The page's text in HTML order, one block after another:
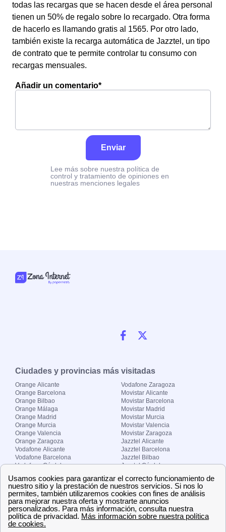
todas las recargas que se hacen desde el área personal
tienen un 50% de regalo sobre lo recargado. Otra forma
de hacerlo es llamando gratis al 1565. Por otro lado,
también existe la recarga automática de Jazztel, un tipo
de contrato que te permite controlar tu consumo con
recargas mensuales.
Añadir un comentario*
Enviar
Lee más sobre nuestra política de
control y tratamiento de opiniones en
nuestras menciones legales
Ciudades y provincias más visitadas
Orange Alicante
Orange Barcelona
Orange Bilbao
Orange Málaga
Orange Madrid
Orange Murcia
Orange Valencia
Orange Zaragoza
Vodafone Alicante
Vodafone Barcelona
Vodafone Córdoba
Vodafone Madrid
Vodafone Murcia
Vodafone Valencia
Vodafone Zaragoza
Movistar Alicante
Movistar Barcelona
Movistar Madrid
Movistar Murcia
Movistar Valencia
Movistar Zaragoza
Jazztel Alicante
Jazztel Barcelona
Jazztel Bilbao
Jazztel Córdoba
Jazztel Málaga
Jazztel Valencia
Jazztel Zaragoza
Sobre Zona-internet.com
¿Quiénes somos?